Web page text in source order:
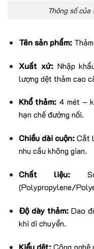
Thông số
Tên sản phẩm:
Xuất xứ:Nhập
lượng dệt thảm cao
Khổ thảm: 4 mét –
hạn chế đường nối.
Chiều dài cuộn:Cắt
nhu cầu không gian.
Chất liệu:
(Polypropylene/
Độ dày thảm:Dao
khi di chuyển.
Kiểu dệt:Công